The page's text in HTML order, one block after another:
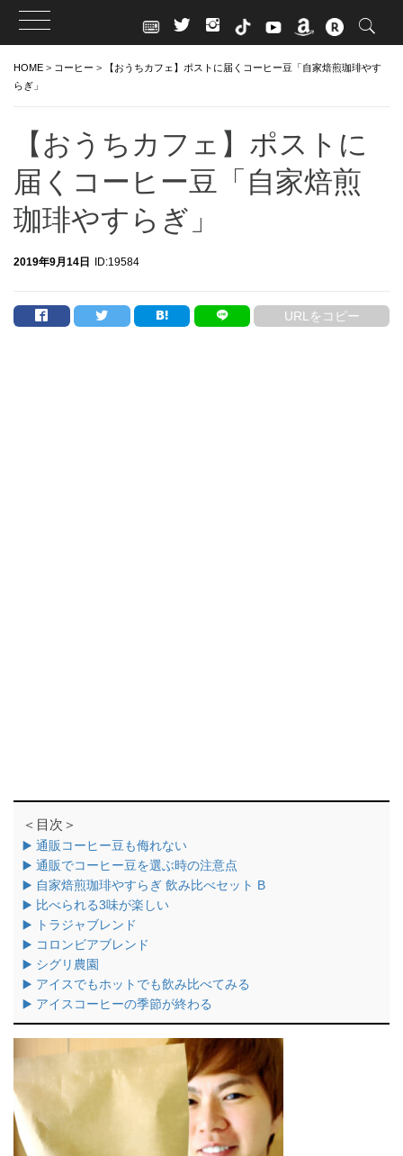
HOME > コーヒー >
【おうちカフェ】ポストに届くコーヒー豆「自家焙煎珈琲やす
らぎ」
【おうちカフェ】ポストに
届くコーヒー豆「自家焙煎
珈琲やすらぎ」
2019年9月14日 ID:19584
URLをコピー
＜目次＞
▶️ 通販コーヒー豆も侮れない
▶️ 通販でコーヒー豆を選ぶ時の注意点
▶️ 自家焙煎珈琲やすらぎ 飲み比べセット B
▶️ 比べられる3味が楽しい
▶️ トラジャブレンド
▶️ コロンビアブレンド
▶️ シグリ農園
▶️ アイスでもホットでも飲み比べてみる
▶️ アイスコーヒーの季節が終わる